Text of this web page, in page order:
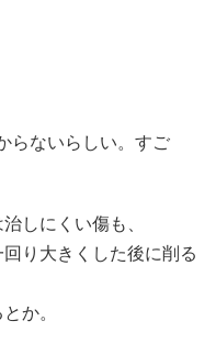
らないらしい。すご
しにくい傷も、
り大きくした後に削る
か。